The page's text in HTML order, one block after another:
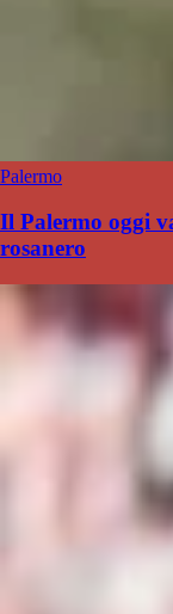
Palermo
Il Palermo oggi
rosanero